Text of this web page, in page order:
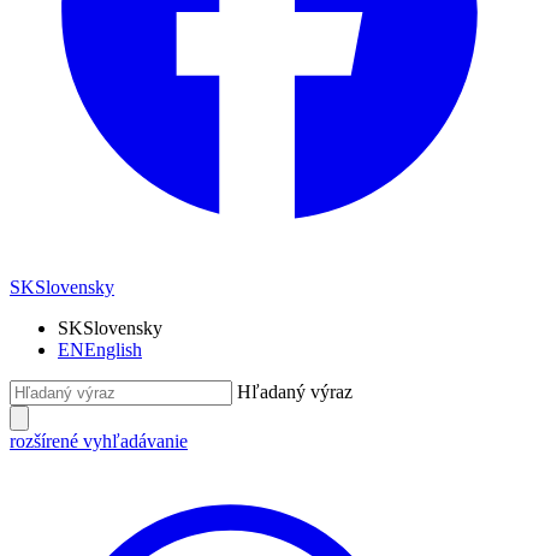
SKSlovensky
SKSlovensky
ENEnglish
Hľadaný výraz
rozšírené vyhľadávanie